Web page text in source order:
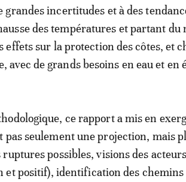
grandes incertitudes et à des
des températures et partant du
effets sur la protection des côtes, et
avec de grands besoins en eau et en
ce rapport a mis en
pas seulement une projection, mais
possibles, visions des
et positif), identification des